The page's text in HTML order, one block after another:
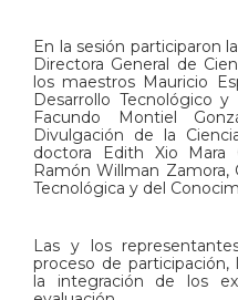
En la sesión participaron
Directora General de
los maestros Mauricio
Desarrollo Tecnológico
Facundo Montiel
Divulgación de la
doctora Edith Xio Mara
Ramón Willman Zamora,
Tecnológica y del
Las y los
proceso de
la integración de los